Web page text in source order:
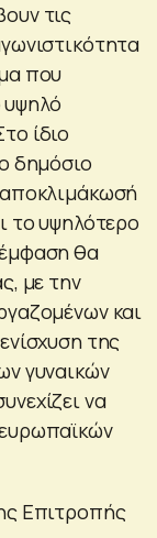
τις
που
υψηλό
ίδιο
δημόσιο
το υψηλότερο
θα
με την
και
της
γυναικών
να
Επιτροπής